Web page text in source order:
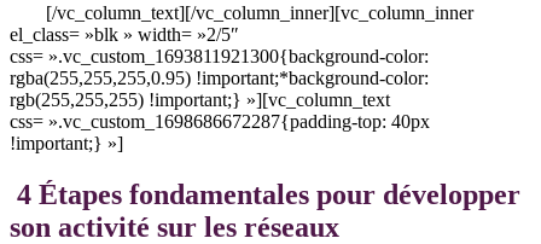
[/vc_column_text][/vc_column_inner][vc_column_inner
el_class= »blk » width= »2/5″
css= ».vc_custom_1693811921300{background-color:
rgba(255,255,255,0.95) !important;*background-color:
rgb(255,255,255) !important;} »][vc_column_text
css= ».vc_custom_1698686672287{padding-top: 40px
!important;} »]
4 Étapes fondamentales pour développer
son activité sur les réseaux